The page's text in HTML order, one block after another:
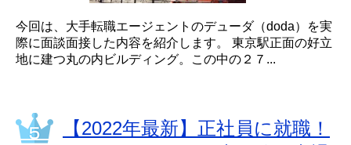
今回は、大手転職エージェントのデューダ（doda）を実
際に面談面接した内容を紹介します。 東京駅正面の好立
地に建つ丸の内ビルディング。この中の２７...
【2022年最新】正社員に就職！